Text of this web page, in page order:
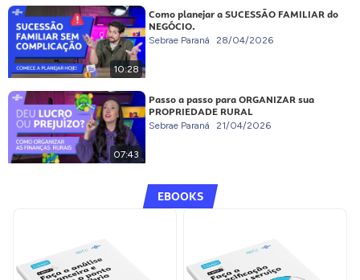
10:28
Como planejar a SUCESSÃO FAMILIAR do
NEGÓCIO.
Sebrae Paraná 28/04/2026
07:43
Passo a passo para ORGANIZAR sua
PROPRIEDADE RURAL
Sebrae Paraná 21/04/2026
EBOOKS